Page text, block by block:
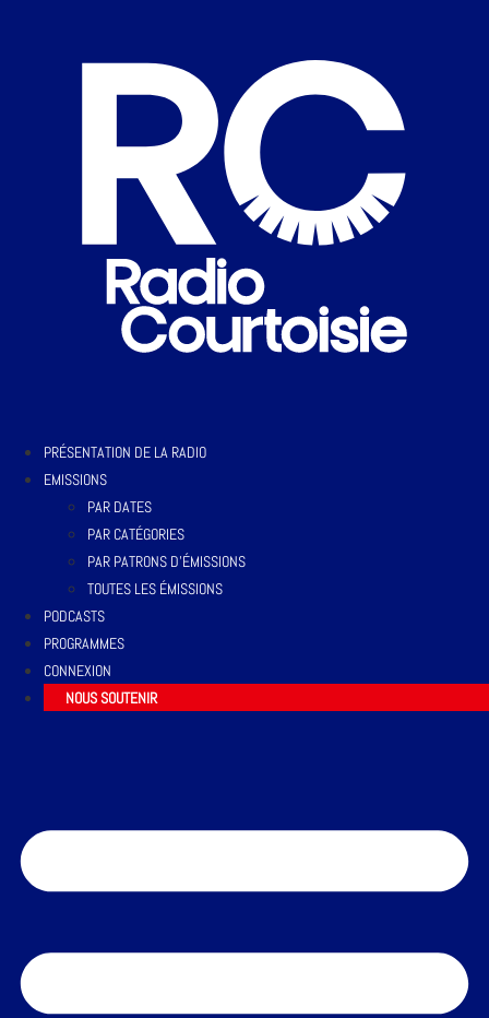
PRÉSENTATION DE LA RADIO
EMISSIONS
PAR DATES
PAR CATÉGORIES
PAR PATRONS D’ÉMISSIONS
TOUTES LES ÉMISSIONS
PODCASTS
PROGRAMMES
CONNEXION
NOUS SOUTENIR